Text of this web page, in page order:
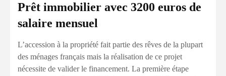
Prêt immobilier avec 3200 euros de
salaire mensuel
L’accession à la propriété fait partie des rêves de la plupart
des ménages français mais la réalisation de ce projet
nécessite de valider le financement. La première étape